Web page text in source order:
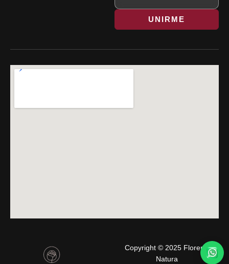
UNIRME
Copyright © 2025 Florería
Natura